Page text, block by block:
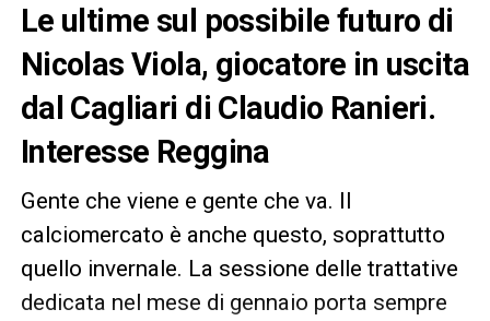
Le ultime sul possibile futuro di
Nicolas Viola, giocatore in uscita
dal Cagliari di Claudio Ranieri.
Interesse Reggina
Gente che viene e gente che va. Il
calciomercato è anche questo, soprattutto
quello invernale. La sessione delle trattative
dedicata nel mese di gennaio porta sempre